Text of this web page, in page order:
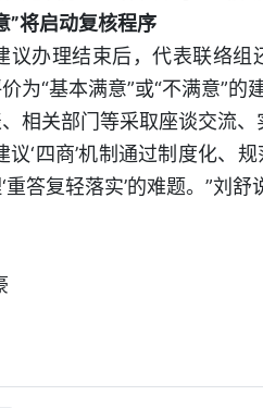
”将启动复核程序
议办理结束后，代表联络组
为“基本满意”或“不满意”
相关部门等采取座谈交流
议‘四商’机制通过制度化、
重答复轻落实’的难题。”刘